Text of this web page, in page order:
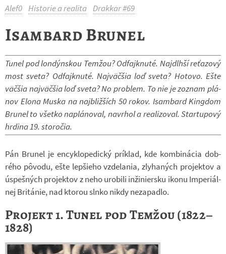
Alef0 Historie a realita Drakkar #69
Isambard Brunel
Tunel pod lon­dýn­skou Temžou? Od­fajk­nuté. Naj­dlhší re­ťa­zový
most sveta? Od­fajk­nuté. Najväčšia loď sveta? Ho­tovo. Ešte
väčšia najväčšia loď sveta? No pro­blem. To nie je zoznam plá­
nov Elona Muska na na­j­bliž­ších 50 rokov. Isam­bard Kin­g­dom
Bru­nel to všetko na­plá­no­val, na­vr­hol a re­a­li­zo­val. Startu­pový
hr­dina 19. sto­ro­čia.
Pán Bru­nel je en­cy­klo­pe­dický prí­klad, kde kom­bi­ná­cia dob­
rého pôvodu, ešte lep­šieho vzde­la­nia, zly­ha­ných pro­jek­tov a
úspeš­ných pro­jek­tov z neho uro­bili in­ži­nier­sku ikonu Im­pe­ri­ál­
nej Bri­tá­nie, nad kto­rou slnko nikdy ne­za­padlo.
Projekt 1. Tunel pod Temžou (1822–
1828)